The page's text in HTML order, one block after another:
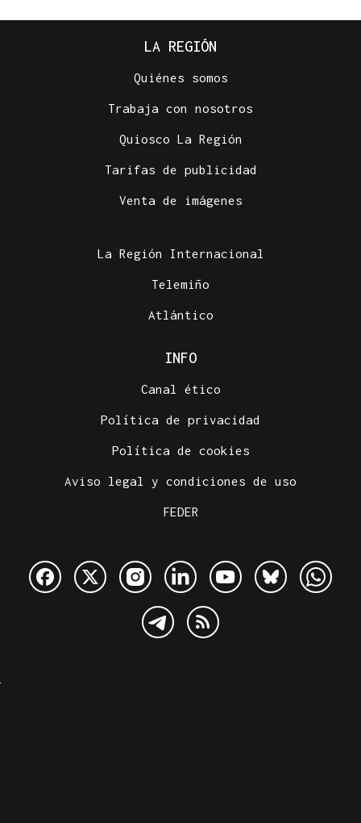
LA REGIÓN
Quiénes somos
Trabaja con nosotros
Quiosco La Región
Tarifas de publicidad
Venta de imágenes
La Región Internacional
Telemiño
Atlántico
INFO
Canal ético
Política de privacidad
Política de cookies
Aviso legal y condiciones de uso
FEDER